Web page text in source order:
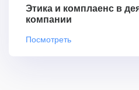
Этика и комплаенс в
компании
Посмотреть